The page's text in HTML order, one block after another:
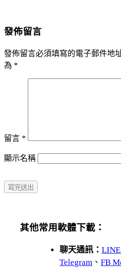
發佈留言
發佈留言必須填寫的電子郵件地
為 *
留言 *
顯示名稱
其他常用軟體下載：
聊天通訊：
Telegram 、 FB